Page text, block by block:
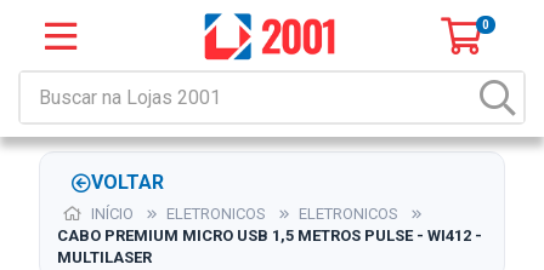
0
VOLTAR
INÍCIO ELETRONICOS
ELETRONICOS
CABO PREMIUM MICRO USB 1,5 METROS PULSE - WI412 -
MULTILASER